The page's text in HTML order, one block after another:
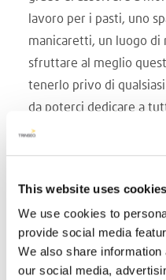
This website uses cookies
We use cookies to
provide social media
We also share
our social media,
lavoro per i pasti, uno
manicaretti, un luogo
sfruttare al meglio
tenerlo privo di
da poterci dedicare a
appena ne abbiamo
dotato di componenti
La superficie solida
il legno e con gli stessi
La famiglia desiderava